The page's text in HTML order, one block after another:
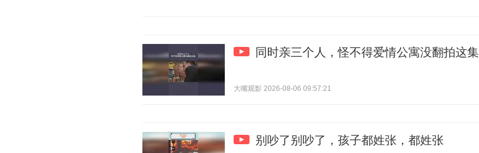
同时亲三个人，怪不得爱情公寓没翻拍这集
大嘴观影 2026-08-06 09:57:21
别吵了别吵了，孩子都姓张，都姓张